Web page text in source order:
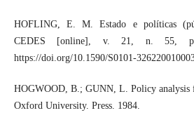
HOFLING, E. M. Estado e políticas
CEDES [online], v. 21, n. 55,
https://doi.org/10.1590/S0101-
HOGWOOD, B.; GUNN, L. Policy
Oxford University. Press. 1984.